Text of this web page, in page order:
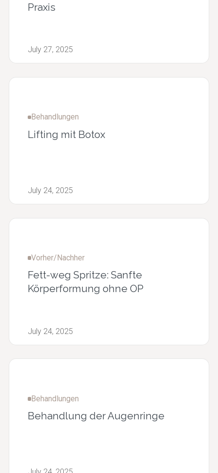
Praxis
July 27, 2025
Behandlungen
Lifting mit Botox
July 24, 2025
Vorher/Nachher
Fett-weg Spritze: Sanfte
Körperformung ohne OP
July 24, 2025
Behandlungen
Behandlung der Augenringe